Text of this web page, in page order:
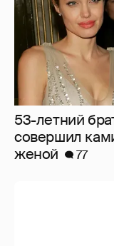
53-летний
совершил
женой
77